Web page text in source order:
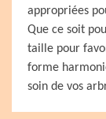
appropriées
Que ce soit
taille pour
forme
soin de vos